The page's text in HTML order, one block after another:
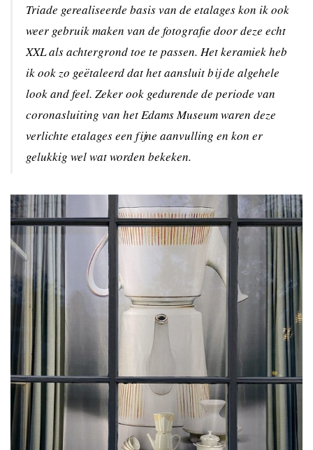
Triade gerealiseerde basis van de etalages kon ik ook
weer gebruik maken van de fotografie door deze echt
XXL als achtergrond toe te passen. Het keramiek heb
ik ook zo geëtaleerd dat het aansluit bij de algehele
look and feel. Zeker ook gedurende de periode van
coronasluiting van het Edams Museum waren deze
verlichte etalages een fijne aanvulling en kon er
gelukkig wel wat worden bekeken.